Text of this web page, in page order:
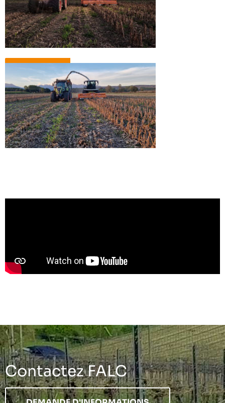
Contactez FALC